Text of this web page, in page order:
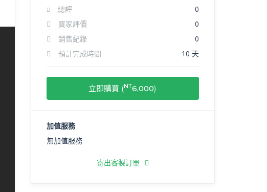
總評
0
買家評價
0
銷售紀錄
0
預計完成時間
10 天
立即購買 (NT6,000)
加值服務
無加值服務
寄出客製訂單